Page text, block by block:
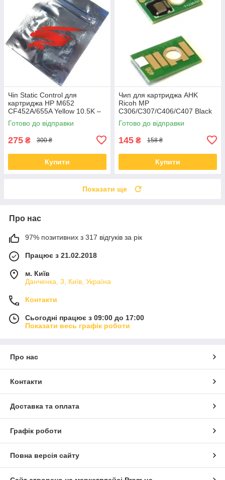
Чіп Static Control для
картриджа HP M652
CF452A/655A Yellow 10.5K –
HM652CP-Y
Готово до відправки
275 ₴ 300 ₴
Купити
Чип для картриджа AHK
Ricoh MP
C306/C307/C406/C407 Black
842095 17000 сторінок
(70264813)
Готово до відправки
145 ₴ 158 ₴
Купити
Показати ще
Про нас
97% позитивних з 317 відгуків за рік
Працює з 21.02.2018
м. Київ
Данченка, 3, Київ, Україна
Контакти
Сьогодні працює з 09:00 до 17:00
Показати весь графік роботи
Про нас
Контакти
Доставка та оплата
Графік роботи
Повна версія сайту